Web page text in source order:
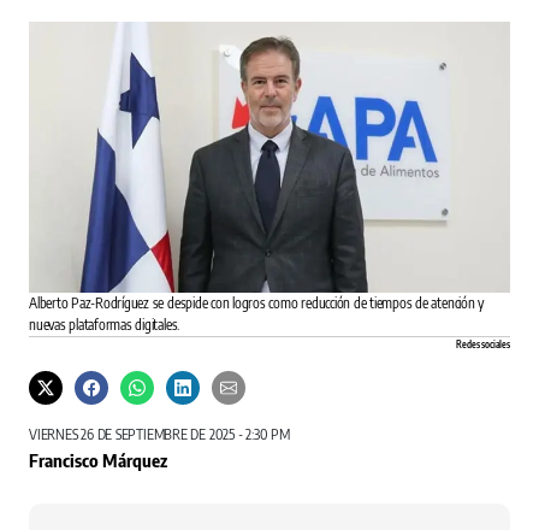
Alberto Paz-Rodríguez se despide con logros como reducción de tiempos de atención y
nuevas plataformas digitales.
Redes sociales
VIERNES 26 DE SEPTIEMBRE DE 2025 - 2:30 PM
Francisco Márquez